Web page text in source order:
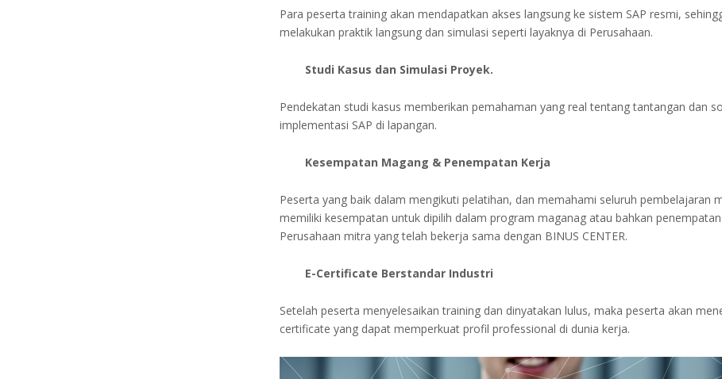
Para peserta training akan mendapatkan akses langsung ke sistem SAP resmi,
melakukan praktik langsung dan simulasi seperti layaknya di Perusahaan.
Studi Kasus dan Simulasi Proyek.
Pendekatan studi kasus memberikan pemahaman yang real tentang tantangan dan
implementasi SAP di lapangan.
Kesempatan Magang & Penempatan Kerja
Peserta yang baik dalam mengikuti pelatihan, dan memahami seluruh pembelajaran
memiliki kesempatan untuk dipilih dalam program maganag atau bahkan
Perusahaan mitra yang telah bekerja sama dengan BINUS CENTER.
E-Certificate Berstandar Industri
Setelah peserta menyelesaikan training dan dinyatakan lulus, maka peserta akan
certificate yang dapat memperkuat profil professional di dunia kerja.